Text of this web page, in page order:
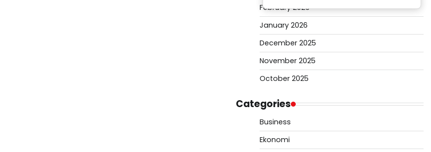
February 2026
January 2026
December 2025
November 2025
October 2025
Categories
Business
Ekonomi